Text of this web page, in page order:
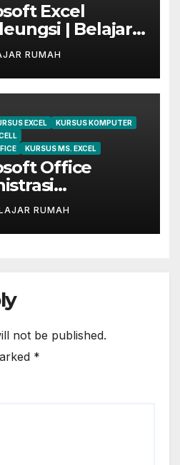
Excel
| Belajar
Mahir
RUMAH
EXCEL
KURSUS KOMPUTER
KURSUS MS. EXCEL
Office
Cileungsi
RUMAH
not be published.
*